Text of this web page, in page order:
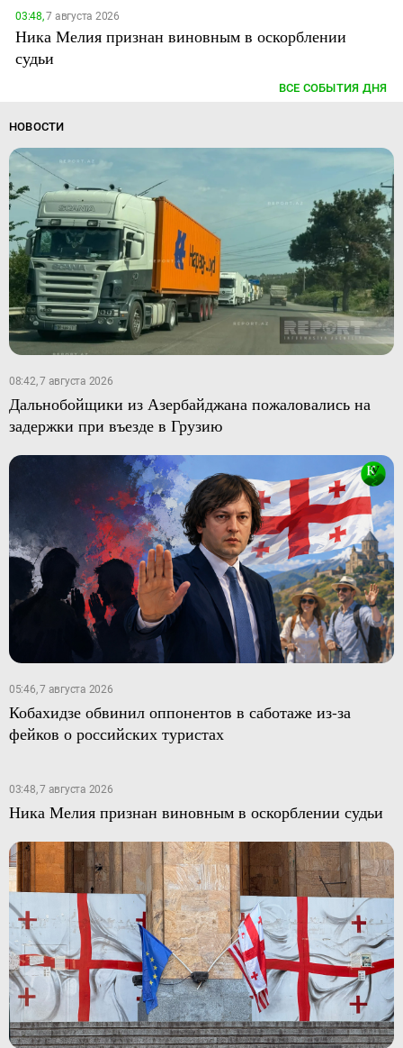
03:48,7 августа 2026
Ника Мелия признан виновным в оскорблении
судьи
ВСЕ СОБЫТИЯ ДНЯ
НОВОСТИ
08:42, 7 августа 2026
Дальнобойщики из Азербайджана пожаловались на
задержки при въезде в Грузию
05:46, 7 августа 2026
Кобахидзе обвинил оппонентов в саботаже из-за
фейков о российских туристах
03:48, 7 августа 2026
Ника Мелия признан виновным в оскорблении судьи